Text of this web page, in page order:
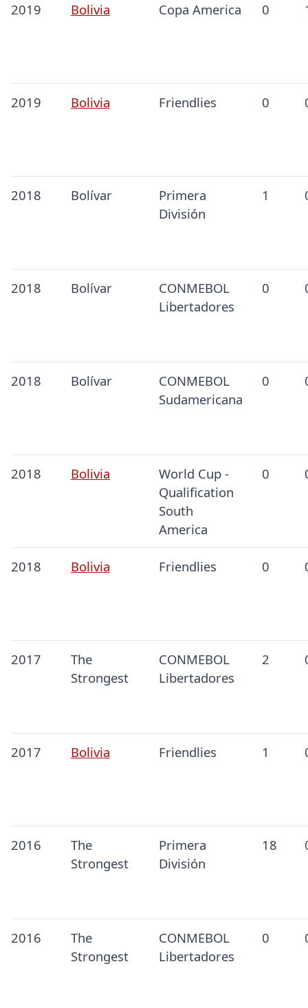
2019 Bolivia Copa America 0
2019 Bolivia Friendlies 0
2018 Bolívar
Primera
División
1
2018 Bolívar
CONMEBOL
Libertadores
0
2018 Bolívar
CONMEBOL
Sudamericana
0
2018 Bolivia
World Cup -
Qualification
South
America
0
2018 Bolivia Friendlies 0
2017
The
Strongest
CONMEBOL
Libertadores
2
2017 Bolivia Friendlies 1
2016
The
Strongest
Primera
División
18
2016
The
Strongest
CONMEBOL
Libertadores
0